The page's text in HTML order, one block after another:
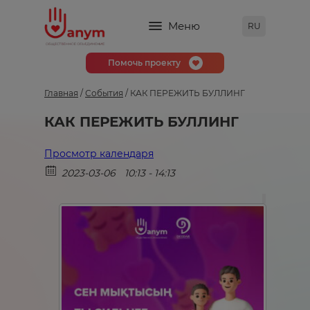
Меню RU
Помочь проекту
Главная / События / КАК ПЕРЕЖИТЬ БУЛЛИНГ
КАК ПЕРЕЖИТЬ БУЛЛИНГ
Просмотр календаря
2023-03-06
10:13 - 14:13